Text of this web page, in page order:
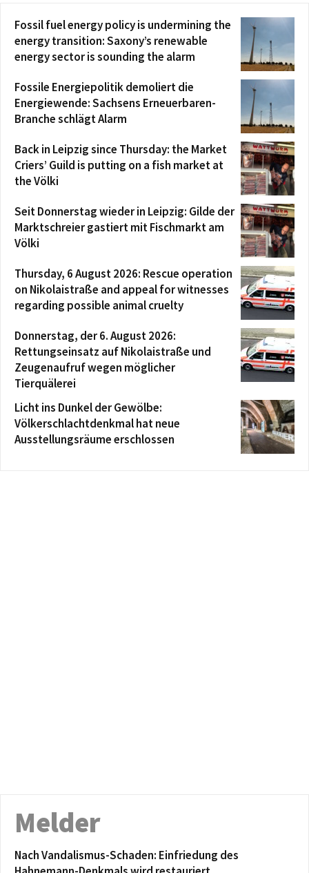
Fossil fuel energy policy is undermining the
energy transition: Saxony’s renewable
energy sector is sounding the alarm
Fossile Energiepolitik demoliert die
Energiewende: Sachsens Erneuerbaren-
Branche schlägt Alarm
Back in Leipzig since Thursday: the Market
Criers’ Guild is putting on a fish market at
the Völki
Seit Donnerstag wieder in Leipzig: Gilde der
Marktschreier gastiert mit Fischmarkt am
Völki
Thursday, 6 August 2026: Rescue operation
on Nikolaistraße and appeal for witnesses
regarding possible animal cruelty
Donnerstag, der 6. August 2026:
Rettungseinsatz auf Nikolaistraße und
Zeugenaufruf wegen möglicher
Tierquälerei
Licht ins Dunkel der Gewölbe:
Völkerschlachtdenkmal hat neue
Ausstellungsräume erschlossen
Melder
Nach Vandalismus-Schaden: Einfriedung des